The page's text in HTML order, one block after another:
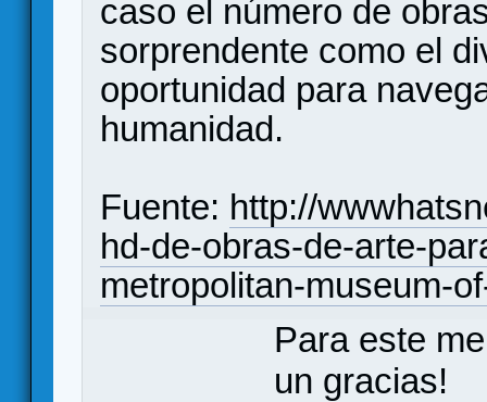
caso el número de
sorprendente como el
oportunidad para
humanidad.
Fuente: http://
hd-de-obras-de-arte-
metropolitan-museum-
Para este
un gracias!